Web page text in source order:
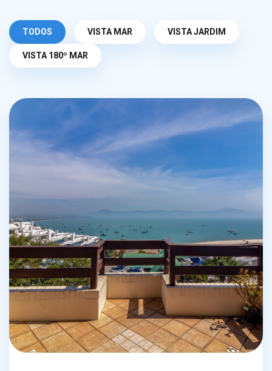
TODOS VISTA MAR VISTA JARDIM
VISTA 180º MAR